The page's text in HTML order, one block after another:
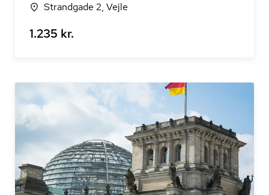
Strandgade 2, Vejle
1.235 kr.